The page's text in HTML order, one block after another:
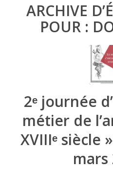
ARCHIVE
POUR :
2ᵉ journée
métier de
XVIIIᵉ siècle
mars